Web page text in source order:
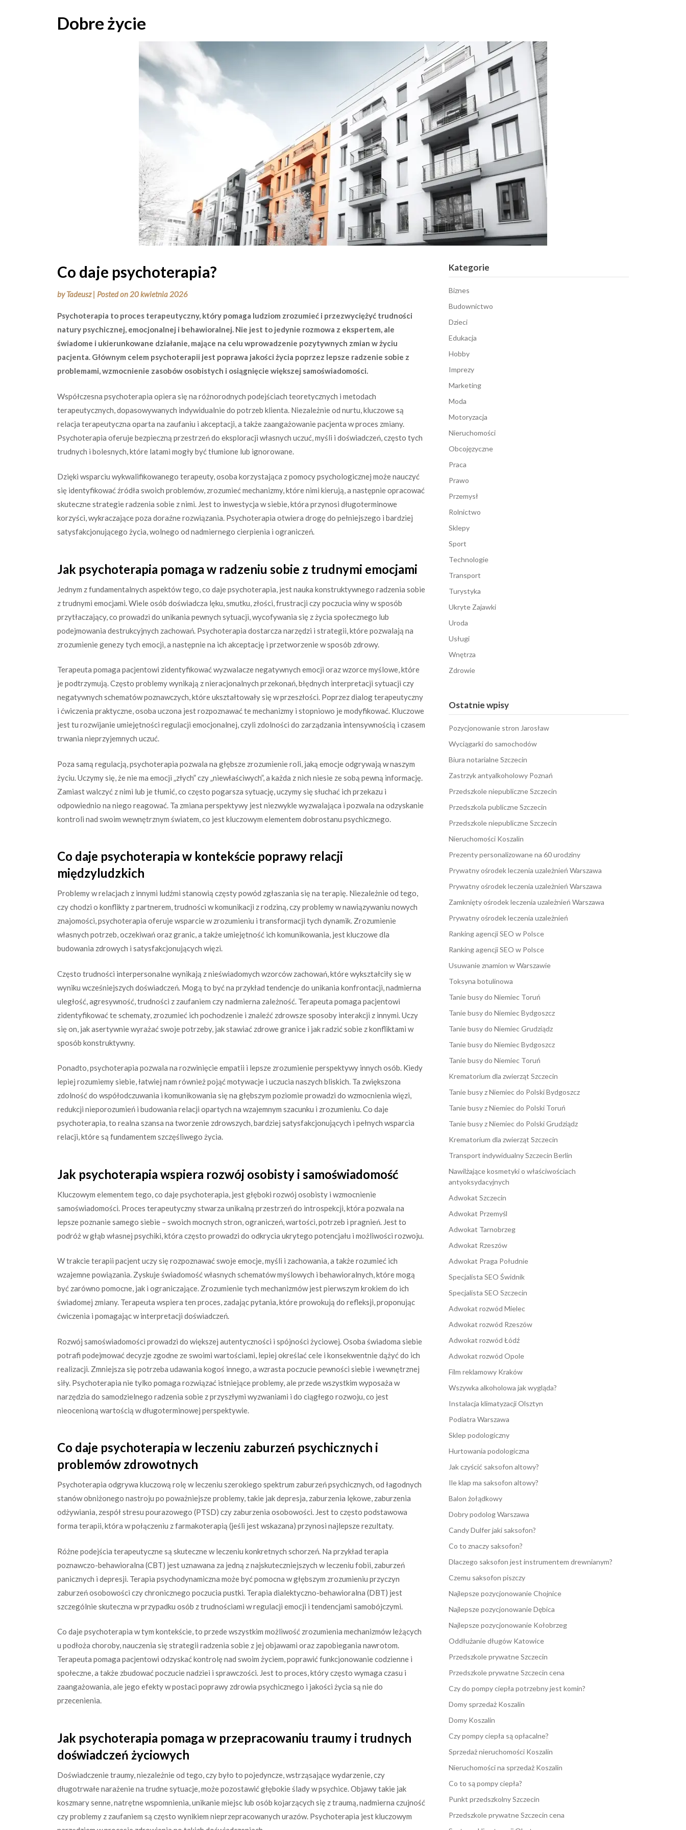
Dobre życie
Co daje psychoterapia?
byTadeusz | Posted on20 kwietnia 2026
Psychoterapia to proces terapeutyczny, który pomaga ludziom zrozumieć i przezwyciężyć trudności
natury psychicznej, emocjonalnej i behawioralnej. Nie jest to jedynie rozmowa z ekspertem, ale
świadome i ukierunkowane działanie, mające na celu wprowadzenie pozytywnych zmian w życiu
pacjenta. Głównym celem psychoterapii jest poprawa jakości życia poprzez lepsze radzenie sobie z
problemami, wzmocnienie zasobów osobistych i osiągnięcie większej samoświadomości.
Współczesna psychoterapia opiera się na różnorodnych podejściach teoretycznych i metodach
terapeutycznych, dopasowywanych indywidualnie do potrzeb klienta. Niezależnie od nurtu, kluczowe są
relacja terapeutyczna oparta na zaufaniu i akceptacji, a także zaangażowanie pacjenta w proces zmiany.
Psychoterapia oferuje bezpieczną przestrzeń do eksploracji własnych uczuć, myśli i doświadczeń, często tych
trudnych i bolesnych, które latami mogły być tłumione lub ignorowane.
Dzięki wsparciu wykwalifikowanego terapeuty, osoba korzystająca z pomocy psychologicznej może nauczyć
się identyfikować źródła swoich problemów, zrozumieć mechanizmy, które nimi kierują, a następnie opracować
skuteczne strategie radzenia sobie z nimi. Jest to inwestycja w siebie, która przynosi długoterminowe
korzyści, wykraczające poza doraźne rozwiązania. Psychoterapia otwiera drogę do pełniejszego i bardziej
satysfakcjonującego życia, wolnego od nadmiernego cierpienia i ograniczeń.
Jak psychoterapia pomaga w radzeniu sobie z trudnymi emocjami
Jednym z fundamentalnych aspektów tego, co daje psychoterapia, jest nauka konstruktywnego radzenia sobie
z trudnymi emocjami. Wiele osób doświadcza lęku, smutku, złości, frustracji czy poczucia winy w sposób
przytłaczający, co prowadzi do unikania pewnych sytuacji, wycofywania się z życia społecznego lub
podejmowania destrukcyjnych zachowań. Psychoterapia dostarcza narzędzi i strategii, które pozwalają na
zrozumienie genezy tych emocji, a następnie na ich akceptację i przetworzenie w sposób zdrowy.
Terapeuta pomaga pacjentowi zidentyfikować wyzwalacze negatywnych emocji oraz wzorce myślowe, które
je podtrzymują. Często problemy wynikają z nieracjonalnych przekonań, błędnych interpretacji sytuacji czy
negatywnych schematów poznawczych, które ukształtowały się w przeszłości. Poprzez dialog terapeutyczny
i ćwiczenia praktyczne, osoba uczona jest rozpoznawać te mechanizmy i stopniowo je modyfikować. Kluczowe
jest tu rozwijanie umiejętności regulacji emocjonalnej, czyli zdolności do zarządzania intensywnością i czasem
trwania nieprzyjemnych uczuć.
Poza samą regulacją, psychoterapia pozwala na głębsze zrozumienie roli, jaką emocje odgrywają w naszym
życiu. Uczymy się, że nie ma emocji „złych” czy „niewłaściwych”, a każda z nich niesie ze sobą pewną informację.
Zamiast walczyć z nimi lub je tłumić, co często pogarsza sytuację, uczymy się słuchać ich przekazu i
odpowiednio na niego reagować. Ta zmiana perspektywy jest niezwykle wyzwalająca i pozwala na odzyskanie
kontroli nad swoim wewnętrznym światem, co jest kluczowym elementem dobrostanu psychicznego.
Co daje psychoterapia w kontekście poprawy relacji
międzyludzkich
Problemy w relacjach z innymi ludźmi stanowią częsty powód zgłaszania się na terapię. Niezależnie od tego,
czy chodzi o konflikty z partnerem, trudności w komunikacji z rodziną, czy problemy w nawiązywaniu nowych
znajomości, psychoterapia oferuje wsparcie w zrozumieniu i transformacji tych dynamik. Zrozumienie
własnych potrzeb, oczekiwań oraz granic, a także umiejętność ich komunikowania, jest kluczowe dla
budowania zdrowych i satysfakcjonujących więzi.
Często trudności interpersonalne wynikają z nieświadomych wzorców zachowań, które wykształciły się w
wyniku wcześniejszych doświadczeń. Mogą to być na przykład tendencje do unikania konfrontacji, nadmierna
uległość, agresywność, trudności z zaufaniem czy nadmierna zależność. Terapeuta pomaga pacjentowi
zidentyfikować te schematy, zrozumieć ich pochodzenie i znaleźć zdrowsze sposoby interakcji z innymi. Uczy
się on, jak asertywnie wyrażać swoje potrzeby, jak stawiać zdrowe granice i jak radzić sobie z konfliktami w
sposób konstruktywny.
Ponadto, psychoterapia pozwala na rozwinięcie empatii i lepsze zrozumienie perspektywy innych osób. Kiedy
lepiej rozumiemy siebie, łatwiej nam również pojąć motywacje i uczucia naszych bliskich. Ta zwiększona
zdolność do współodczuwania i komunikowania się na głębszym poziomie prowadzi do wzmocnienia więzi,
redukcji nieporozumień i budowania relacji opartych na wzajemnym szacunku i zrozumieniu. Co daje
psychoterapia, to realna szansa na tworzenie zdrowszych, bardziej satysfakcjonujących i pełnych wsparcia
relacji, które są fundamentem szczęśliwego życia.
Jak psychoterapia wspiera rozwój osobisty i samoświadomość
Kluczowym elementem tego, co daje psychoterapia, jest głęboki rozwój osobisty i wzmocnienie
samoświadomości. Proces terapeutyczny stwarza unikalną przestrzeń do introspekcji, która pozwala na
lepsze poznanie samego siebie – swoich mocnych stron, ograniczeń, wartości, potrzeb i pragnień. Jest to
podróż w głąb własnej psychiki, która często prowadzi do odkrycia ukrytego potencjału i możliwości rozwoju.
W trakcie terapii pacjent uczy się rozpoznawać swoje emocje, myśli i zachowania, a także rozumieć ich
wzajemne powiązania. Zyskuje świadomość własnych schematów myślowych i behawioralnych, które mogą
być zarówno pomocne, jak i ograniczające. Zrozumienie tych mechanizmów jest pierwszym krokiem do ich
świadomej zmiany. Terapeuta wspiera ten proces, zadając pytania, które prowokują do refleksji, proponując
ćwiczenia i pomagając w interpretacji doświadczeń.
Rozwój samoświadomości prowadzi do większej autentyczności i spójności życiowej. Osoba świadoma siebie
potrafi podejmować decyzje zgodne ze swoimi wartościami, lepiej określać cele i konsekwentnie dążyć do ich
realizacji. Zmniejsza się potrzeba udawania kogoś innego, a wzrasta poczucie pewności siebie i wewnętrznej
siły. Psychoterapia nie tylko pomaga rozwiązać istniejące problemy, ale przede wszystkim wyposaża w
narzędzia do samodzielnego radzenia sobie z przyszłymi wyzwaniami i do ciągłego rozwoju, co jest
nieocenioną wartością w długoterminowej perspektywie.
Co daje psychoterapia w leczeniu zaburzeń psychicznych i
problemów zdrowotnych
Psychoterapia odgrywa kluczową rolę w leczeniu szerokiego spektrum zaburzeń psychicznych, od łagodnych
stanów obniżonego nastroju po poważniejsze problemy, takie jak depresja, zaburzenia lękowe, zaburzenia
odżywiania, zespół stresu pourazowego (PTSD) czy zaburzenia osobowości. Jest to często podstawowa
forma terapii, która w połączeniu z farmakoterapią (jeśli jest wskazana) przynosi najlepsze rezultaty.
Różne podejścia terapeutyczne są skuteczne w leczeniu konkretnych schorzeń. Na przykład terapia
poznawczo-behawioralna (CBT) jest uznawana za jedną z najskuteczniejszych w leczeniu fobii, zaburzeń
panicznych i depresji. Terapia psychodynamiczna może być pomocna w głębszym zrozumieniu przyczyn
zaburzeń osobowości czy chronicznego poczucia pustki. Terapia dialektyczno-behawioralna (DBT) jest
szczególnie skuteczna w przypadku osób z trudnościami w regulacji emocji i tendencjami samobójczymi.
Co daje psychoterapia w tym kontekście, to przede wszystkim możliwość zrozumienia mechanizmów leżących
u podłoża choroby, nauczenia się strategii radzenia sobie z jej objawami oraz zapobiegania nawrotom.
Terapeuta pomaga pacjentowi odzyskać kontrolę nad swoim życiem, poprawić funkcjonowanie codzienne i
społeczne, a także zbudować poczucie nadziei i sprawczości. Jest to proces, który często wymaga czasu i
zaangażowania, ale jego efekty w postaci poprawy zdrowia psychicznego i jakości życia są nie do
przecenienia.
Jak psychoterapia pomaga w przepracowaniu traumy i trudnych
doświadczeń życiowych
Doświadczenie traumy, niezależnie od tego, czy było to pojedyncze, wstrząsające wydarzenie, czy
długotrwałe narażenie na trudne sytuacje, może pozostawić głębokie ślady w psychice. Objawy takie jak
koszmary senne, natrętne wspomnienia, unikanie miejsc lub osób kojarzących się z traumą, nadmierna czujność
czy problemy z zaufaniem są często wynikiem nieprzepracowanych urazów. Psychoterapia jest kluczowym
Kategorie
Biznes
Budownictwo
Dzieci
Edukacja
Hobby
Imprezy
Marketing
Moda
Motoryzacja
Nieruchomości
Obcojęzyczne
Praca
Prawo
Przemysł
Rolnictwo
Sklepy
Sport
Technologie
Transport
Turystyka
Ukryte Zajawki
Uroda
Usługi
Wnętrza
Zdrowie
Ostatnie wpisy
Pozycjonowanie stron Jarosław
Wyciągarki do samochodów
Biura notarialne Szczecin
Zastrzyk antyalkoholowy Poznań
Przedszkole niepubliczne Szczecin
Przedszkola publiczne Szczecin
Przedszkole niepubliczne Szczecin
Nieruchomości Koszalin
Prezenty personalizowane na 60 urodziny
Prywatny ośrodek leczenia uzależnień Warszawa
Prywatny ośrodek leczenia uzależnień Warszawa
Zamknięty ośrodek leczenia uzależnień Warszawa
Prywatny ośrodek leczenia uzależnień
Ranking agencji SEO w Polsce
Ranking agencji SEO w Polsce
Usuwanie znamion w Warszawie
Toksyna botulinowa
Tanie busy do Niemiec Toruń
Tanie busy do Niemiec Bydgoszcz
Tanie busy do Niemiec Grudziądz
Tanie busy do Niemiec Bydgoszcz
Tanie busy do Niemiec Toruń
Krematorium dla zwierząt Szczecin
Tanie busy z Niemiec do Polski Bydgoszcz
Tanie busy z Niemiec do Polski Toruń
Tanie busy z Niemiec do Polski Grudziądz
Krematorium dla zwierząt Szczecin
Transport indywidualny Szczecin Berlin
Nawilżające kosmetyki o właściwościach
antyoksydacyjnych
Adwokat Szczecin
Adwokat Przemyśl
Adwokat Tarnobrzeg
Adwokat Rzeszów
Adwokat Praga Południe
Specjalista SEO Świdnik
Specjalista SEO Szczecin
Adwokat rozwód Mielec
Adwokat rozwód Rzeszów
Adwokat rozwód Łódź
Adwokat rozwód Opole
Film reklamowy Kraków
Wszywka alkoholowa jak wygląda?
Instalacja klimatyzacji Olsztyn
Podiatra Warszawa
Sklep podologiczny
Hurtowania podologiczna
Jak czyścić saksofon altowy?
Ile klap ma saksofon altowy?
Balon żołądkowy
Dobry podolog Warszawa
Candy Dulfer jaki saksofon?
Co to znaczy saksofon?
Dlaczego saksofon jest instrumentem drewnianym?
Czemu saksofon piszczy
Najlepsze pozycjonowanie Chojnice
Najlepsze pozycjonowanie Dębica
Najlepsze pozycjonowanie Kołobrzeg
Oddłużanie długów Katowice
Przedszkole prywatne Szczecin
Przedszkole prywatne Szczecin cena
Czy do pompy ciepła potrzebny jest komin?
Domy sprzedaż Koszalin
Domy Koszalin
Czy pompy ciepła są opłacalne?
Sprzedaż nieruchomości Koszalin
Nieruchomości na sprzedaż Koszalin
Co to są pompy ciepła?
Punkt przedszkolny Szczecin
Przedszkole prywatne Szczecin cena